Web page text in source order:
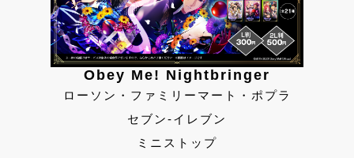
Obey Me! Nightbringer
ローソン・ファミリーマート・ポプラ
セブン-イレブン
ミニストップ